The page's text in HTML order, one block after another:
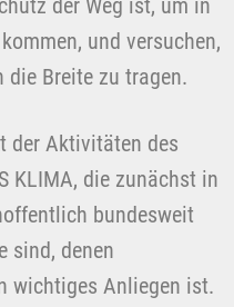
der Weg ist, um in
und versuchen,
die Breite zu tragen.
der Aktivitäten des
KLIMA, die zunächst in
bundesweit
sind, denen
wichtiges Anliegen ist.